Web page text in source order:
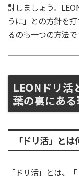
討しましょう。
うに」との方針を
るのも一つの方法で
LEONドリ活
葉の裏にあ
「ドリ活」と
「ドリ活」とは、